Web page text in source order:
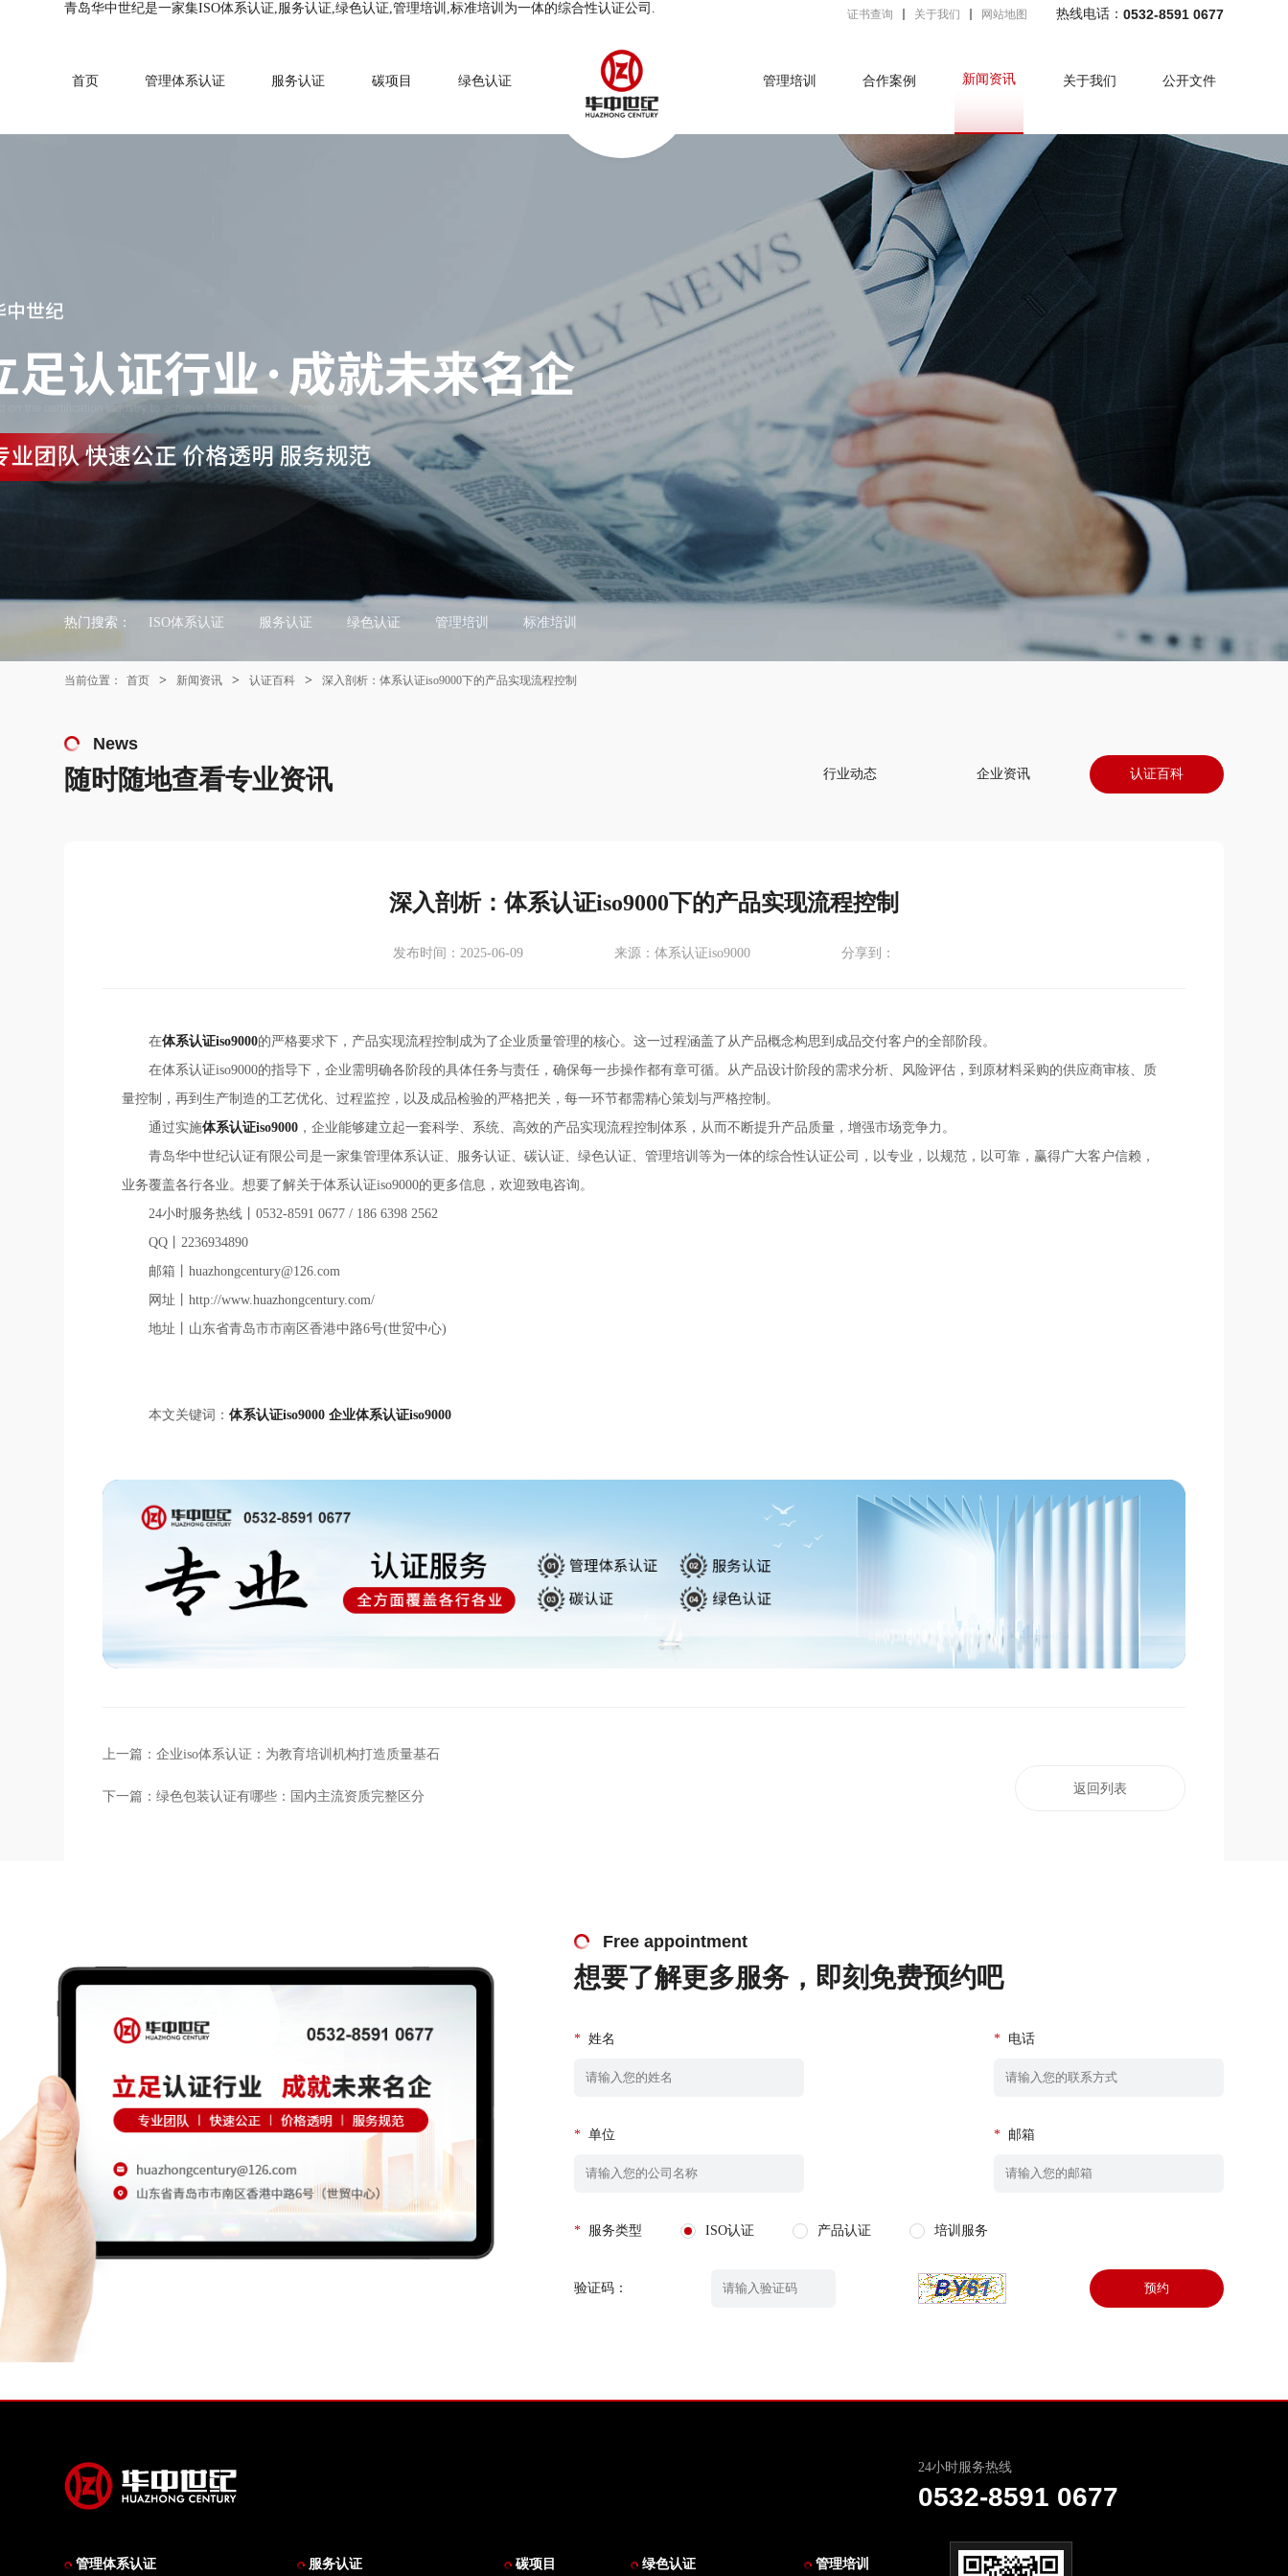
青岛华中世纪是一家集ISO体系认证,服务认证,绿色认证,管理培训,标准培训为一体的综合性认证公司. 热线电话： 0532-8591 0677
证书查询 关于我们 网站地图
首页 管理体系认证 服务认证 碳项目 绿色认证 管理培训 合作案例 新闻资讯 关于我们 公开文件
热门搜索： ISO体系认证 服务认证 绿色认证 管理培训 标准培训
当前位置： 首页 > 新闻资讯 > 认证百科 > 深入剖析：体系认证iso9000下的产品实现流程控制
News
随时随地查看专业资讯 行业动态 企业资讯 认证百科
深入剖析：体系认证iso9000下的产品实现流程控制
发布时间：2025-06-09 来源：体系认证iso9000 分享到：
在体系认证iso9000的严格要求下，产品实现流程控制成为了企业质量管理的核心。这一过程涵盖了从产品概念构思到成品交付客户的全部阶段。
在体系认证iso9000的指导下，企业需明确各阶段的具体任务与责任，确保每一步操作都有章可循。从产品设计阶段的需求分析、风险评估，到原材料采购的供应商审核、质
量控制，再到生产制造的工艺优化、过程监控，以及成品检验的严格把关，每一环节都需精心策划与严格控制。
通过实施体系认证iso9000 ，企业能够建立起一套科学、系统、高效的产品实现流程控制体系，从而不断提升产品质量，增强市场竞争力。
青岛华中世纪认证有限公司是一家集管理体系认证、服务认证、碳认证、绿色认证、管理培训等为一体的综合性认证公司，以专业，以规范，以可靠，赢得广大客户信赖，
业务覆盖各行各业。想要了解关于体系认证iso9000的更多信息，欢迎致电咨询。
24小时服务热线丨0532-8591 0677 / 186 6398 2562
QQ丨2236934890
邮箱丨huazhongcentury@126.com
网址丨http://www.huazhongcentury.com/
地址丨山东省青岛市市南区香港中路6号(世贸中心)
本文关键词：体系认证iso9000 企业体系认证iso9000
上一篇：企业iso体系认证：为教育培训机构打造质量基石
下一篇：绿色包装认证有哪些：国内主流资质完整区分
返回列表
Free appointment
想要了解更多服务，即刻免费预约吧
* 姓名 * 电话
* 单位 * 邮箱
* 服务类型 ISO认证 产品认证 培训服务
验证码： 预约
24小时服务热线
0532-8591 0677
管理体系认证 服务认证 碳项目 绿色认证 管理培训